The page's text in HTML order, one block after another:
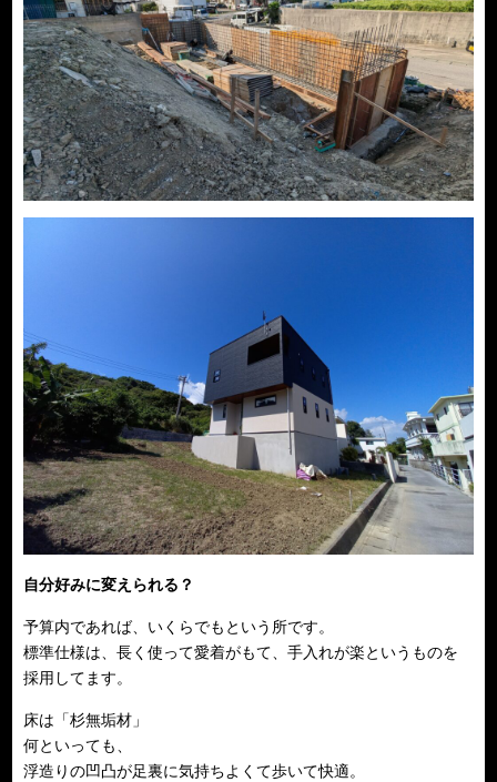
自分好みに変えられる？
予算内であれば、いくらでもという所です。
標準仕様は、長く使って愛着がもて、手入れが楽というものを
採用してます。
床は「杉無垢材」
何といっても、
浮造りの凹凸が足裏に気持ちよくて歩いて快適。